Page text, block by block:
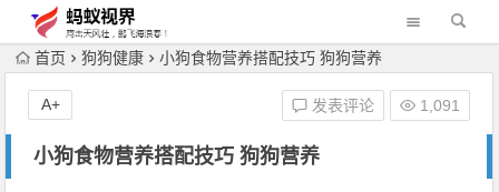
首页 狗狗健康 小狗食物营养搭配技巧 狗狗营养
小狗食物营养搭配技巧 狗狗营养
发表评论 1,091
A+